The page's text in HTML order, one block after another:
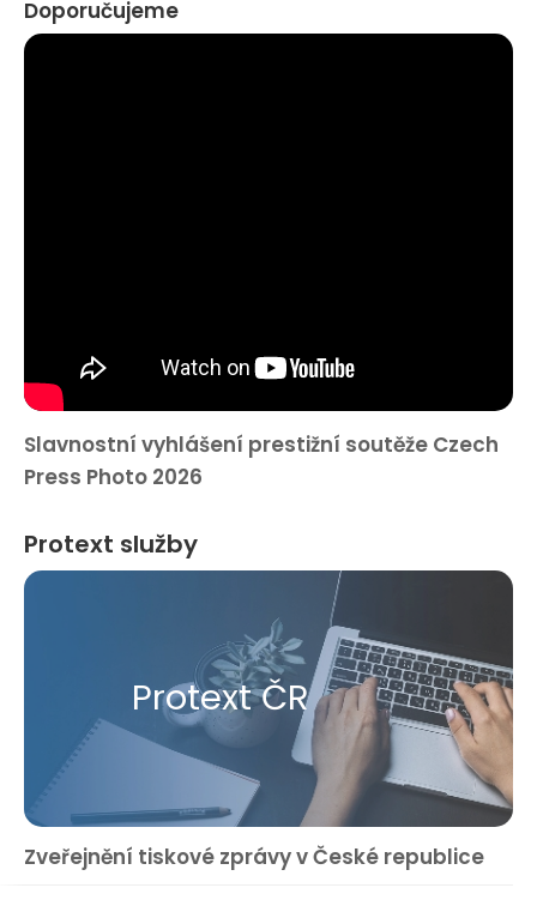
Doporučujeme
Slavnostní vyhlášení prestižní soutěže Czech
Press Photo 2026
Protext služby
Protext ČR
Zveřejnění tiskové zprávy v České republice